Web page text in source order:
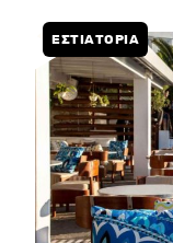
ΕΣΤΙΑΤΟΡΙΑ